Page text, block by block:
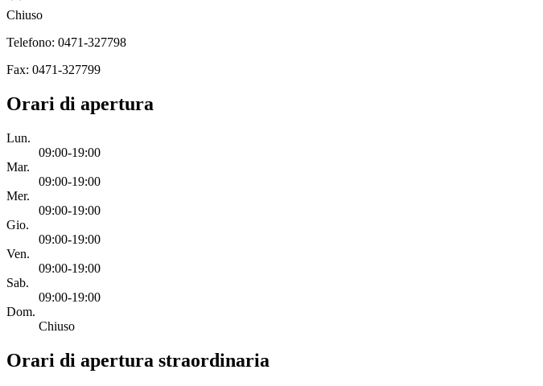
Chiuso
Telefono: 0471-327798
Fax: 0471-327799
Orari di apertura
Lun.
09:00-19:00
Mar.
09:00-19:00
Mer.
09:00-19:00
Gio.
09:00-19:00
Ven.
09:00-19:00
Sab.
09:00-19:00
Dom.
Chiuso
Orari di apertura straordinaria